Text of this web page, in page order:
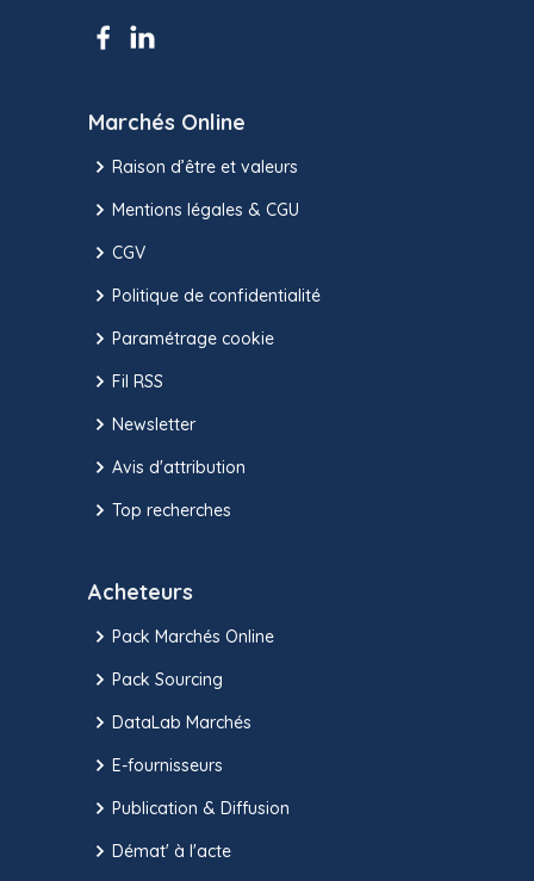
Marchés Online
Raison d’être et valeurs
Mentions légales & CGU
CGV
Politique de confidentialité
Paramétrage cookie
Fil RSS
Newsletter
Avis d'attribution
Top recherches
Acheteurs
Pack Marchés Online
Pack Sourcing
DataLab Marchés
E-fournisseurs
Publication & Diffusion
Démat' à l'acte